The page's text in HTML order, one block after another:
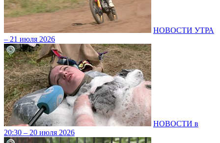
НОВОСТИ УТРА
– 21 июля 2026
НОВОСТИ в
20:30 – 20 июля 2026